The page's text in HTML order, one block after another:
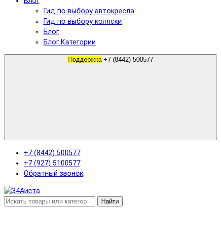
Гид по выбору автокресла
Гид по выбору коляски
Блог
Блог.Категории
Поддержка +7 (8442) 500577
+7 (8442) 500577
+7 (927) 5100577
Обратный звонок
Найти